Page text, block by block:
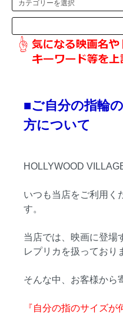
■ご自分の指輪
方について
HOLLYWOOD
いつも当店をご利用く
す。
当店では、映画に登場
レプリカを扱っており
そんな中、お客様から
『自分の指のサイズが